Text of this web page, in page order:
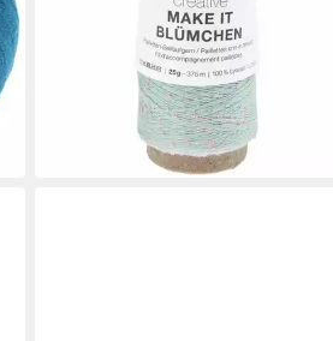
lieferbar - in 3-4 Werktagen bei dir
+8